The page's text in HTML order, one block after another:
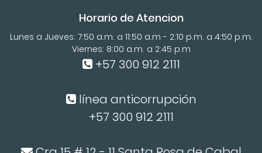
Horario de Atencion
Lunes a Jueves: 7:50 a.m. a 11:50 a.m - 2:10 p.m. a 4:50 p.m.
Viernes: 8:00 a.m. a 2:45 p.m
+57 300 912 2111
línea anticorrupción
+57 300 912 2111